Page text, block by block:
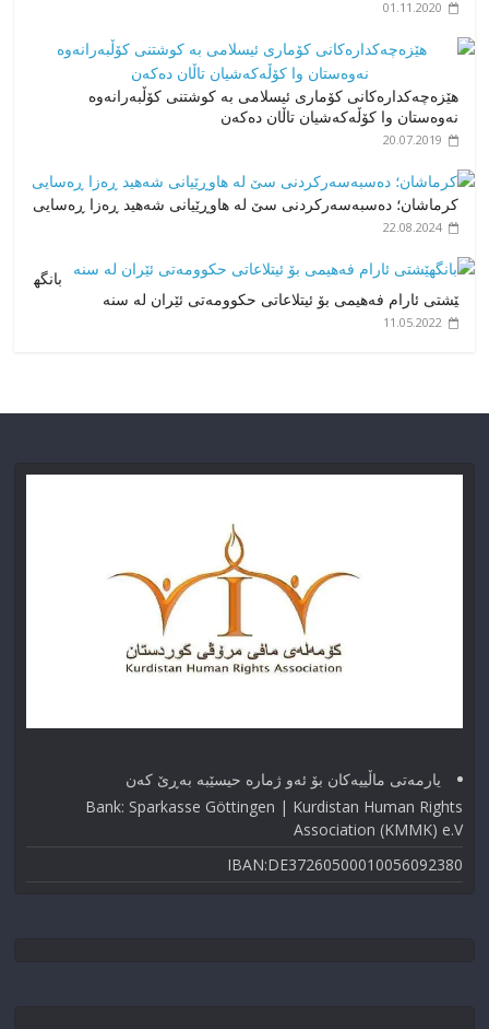
01.11.2020
هێزەچەکدارەکانی کۆماری ئیسلامی بە کوشتنی کۆڵبەرانەوە
نەوەستان وا کۆڵەکەشیان تاڵان دەکەن
20.07.2019
کرماشان؛ دەسبەسەرکردنی سێ له هاوڕێیانی شەهید ڕەزا ڕەسایی
22.08.2024
بانگه
ێشتی ئارام فەهیمی بۆ ئیتلاعاتی حکوومەتی ئێران لە سنە
11.05.2022
یارمەتی ماڵییەکان بۆ ئەو ژماره حیسێبە بەڕێ کەن
Bank: Sparkasse Göttingen | Kurdistan Human Rights
Association (KMMK) e.V
IBAN:DE37260500010056092380